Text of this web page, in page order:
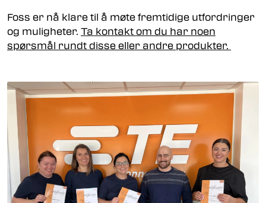
Foss er nå klare til å møte fremtidige utfordringer
og muligheter. Ta kontakt om du har noen
spørsmål rundt disse eller andre produkter.